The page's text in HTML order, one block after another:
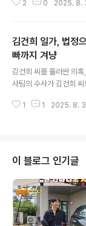
습니다. 이 기사는 서울
제적 상층 청년' 극우화
간지 시사인의 인터뷰 내
르면, 2030 남성들의
며, 서울 거주, 경제적 상
7%, 30대 남성의 16%
2 0 2025. 8.
김건희 일가, 법정
빠까지 겨냥
김건희 씨를 둘러싼 의
사팀의 수사가 김건희
있습니다. 이는 단순한
한 소유 문제를 넘어 증
니다. 명품 목걸이 모조
가 착용한 명품 목걸이
서 발견된 것은, 단순한
드러냅니다. 거액의 현금
견되면서, 진품을 모조품
1 1 2025. 8.
이 블로그 인기글